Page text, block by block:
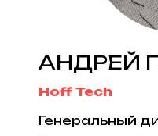
АНДРЕЙ
Hoff Tech
Генеральный